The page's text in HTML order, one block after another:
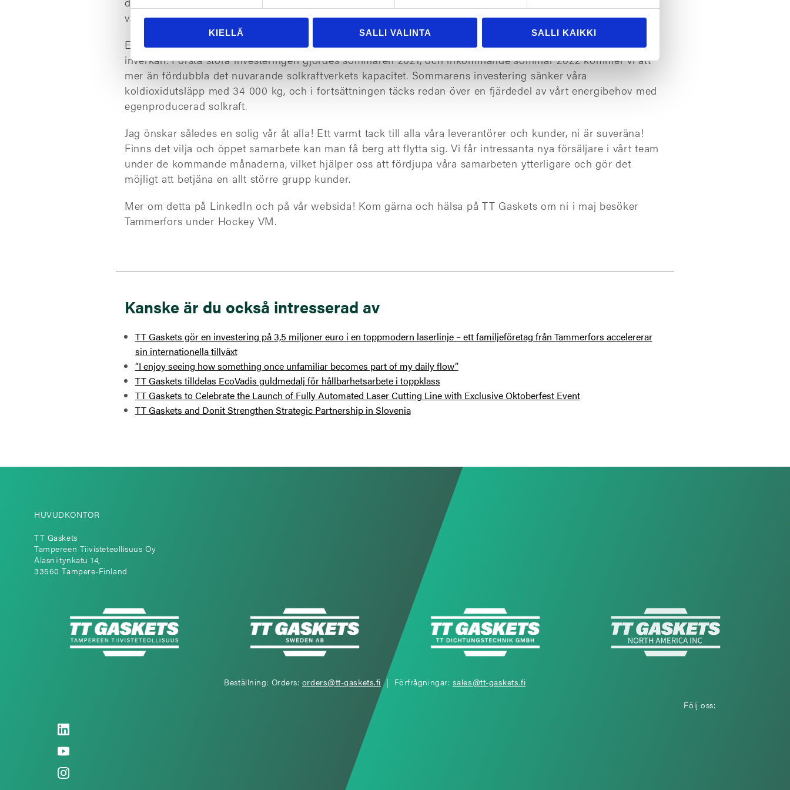
KIELLÄ SALLI VALINTA SALLI KAIKKI
våra slutprodukter.
Energipriserna har stigit kraftigt, men som tur är har investeringen i en solcellsanläggning hämmat deras
inverkan. Första stora investeringen gjordes sommaren 2021, och inkommande sommar 2022 kommer vi att
mer än fördubbla det nuvarande solkraftverkets kapacitet. Sommarens investering sänker våra
koldioxidutsläpp med 34 000 kg, och i fortsättningen täcks redan över en fjärdedel av vårt energibehov med
egenproducerad solkraft.
Jag önskar således en solig vår åt alla! Ett varmt tack till alla våra leverantörer och kunder, ni är suveräna!
Finns det vilja och öppet samarbete kan man få berg att flytta sig. Vi får intressanta nya försäljare i vårt team
under de kommande månaderna, vilket hjälper oss att fördjupa våra samarbeten ytterligare och gör det
möjligt att betjäna en allt större grupp kunder.
Mer om detta på LinkedIn och på vår websida! Kom gärna och hälsa på TT Gaskets om ni i maj besöker
Tammerfors under Hockey VM.
Kanske är du också intresserad av
TT Gaskets gör en investering på 3,5 miljoner euro i en toppmodern laserlinje – ett familjeföretag från Tammerfors accelererar
sin internationella tillväxt
“I enjoy seeing how something once unfamiliar becomes part of my daily flow”
TT Gaskets tilldelas EcoVadis guldmedalj för hållbarhetsarbete i toppklass
TT Gaskets to Celebrate the Launch of Fully Automated Laser Cutting Line with Exclusive Oktoberfest Event
TT Gaskets and Donit Strengthen Strategic Partnership in Slovenia
HUVUDKONTOR
TT Gaskets
Tampereen Tiivisteteollisuus Oy
Alasniitynkatu 14,
33560 Tampere-Finland
Beställning: Orders: orders@tt-gaskets.fi | Förfrågningar: sales@tt-gaskets.fi
Följ oss: